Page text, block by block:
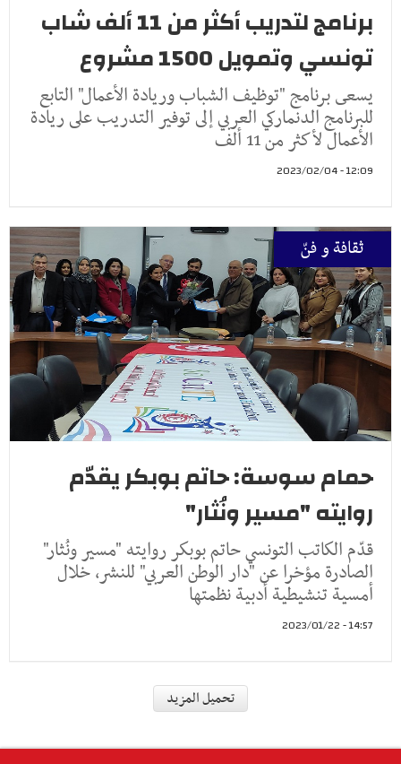
برنامج لتدريب أكثر من 11 ألف شاب
تونسي وتمويل 1500 مشروع
يسعى برنامج "توظيف الشباب وريادة الأعمال" التابع
للبرنامج الدنماركي العربي إلى توفير التدريب على ريادة
الأعمال لأكثر من 11 ألف
12:09 - 2023/02/04
ثقافة و فنّ
حمام سوسة: حاتم بوبكر يقدّم
روايته "مسير ونُثار"
قدّم الكاتب التونسي حاتم بوبكر روايته "مسير ونُثار"
الصادرة مؤخرا عن "دار الوطن العربي" للنشر، خلال
أمسية تنشيطية أدبية نظمتها
14:57 - 2023/01/22